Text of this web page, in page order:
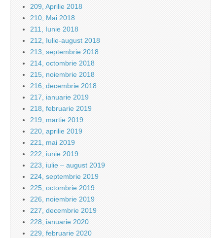
209, Aprilie 2018
210, Mai 2018
211, Iunie 2018
212, Iulie-august 2018
213, septembrie 2018
214, octombrie 2018
215, noiembrie 2018
216, decembrie 2018
217, ianuarie 2019
218, februarie 2019
219, martie 2019
220, aprilie 2019
221, mai 2019
222, iunie 2019
223, iulie – august 2019
224, septembrie 2019
225, octombrie 2019
226, noiembrie 2019
227, decembrie 2019
228, ianuarie 2020
229, februarie 2020